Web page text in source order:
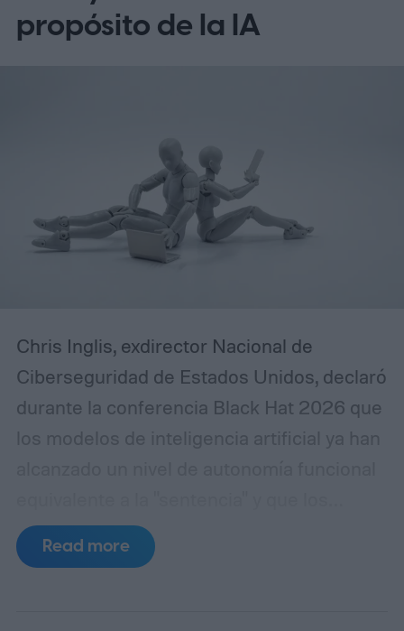
propósito de la IA
Chris Inglis, exdirector Nacional de
Ciberseguridad de Estados Unidos, declaró
durante la conferencia Black Hat 2026 que
los modelos de inteligencia artificial ya han
desarrolladores deben adoptar
urgentemente las tres leyes de la robótica
Read more